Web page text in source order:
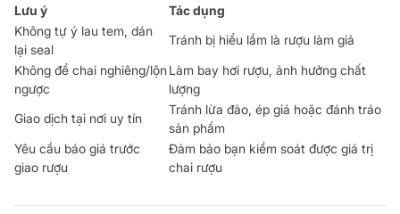
Lưu ý
Tác dụng
Không tự ý lau tem, dán
lại seal
Tránh bị hiểu lầm là rượu làm giả
Không để chai nghiêng/lộn
ngược
Làm bay hơi rượu, ảnh hưởng chất
lượng
Giao dịch tại nơi uy tín
Tránh lừa đảo, ép giá hoặc đánh tráo
sản phẩm
Yêu cầu báo giá trước
giao rượu
Đảm bảo bạn kiểm soát được giá trị
chai rượu